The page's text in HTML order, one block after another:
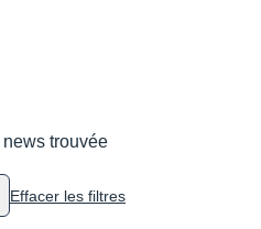
news trouvée
Effacer les filtres